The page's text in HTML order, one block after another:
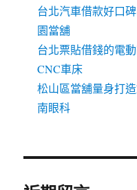
台北汽車借款好口
園當舖
台北票貼借錢的電
CNC車床
松山區當舖量身打
南眼科